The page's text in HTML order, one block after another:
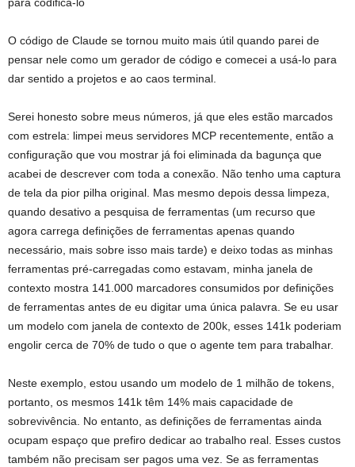
O código de Claude se tornou muito mais útil quando parei de
pensar nele como um gerador de código e comecei a usá-lo para
dar sentido a projetos e ao caos terminal.
Serei honesto sobre meus números, já que eles estão marcados
com estrela: limpei meus servidores MCP recentemente, então a
configuração que vou mostrar já foi eliminada da bagunça que
acabei de descrever com toda a conexão. Não tenho uma captura
de tela da pior pilha original. Mas mesmo depois dessa limpeza,
quando desativo a pesquisa de ferramentas (um recurso que
agora carrega definições de ferramentas apenas quando
necessário, mais sobre isso mais tarde) e deixo todas as minhas
ferramentas pré-carregadas como estavam, minha janela de
contexto mostra 141.000 marcadores consumidos por definições
de ferramentas antes de eu digitar uma única palavra. Se eu usar
um modelo com janela de contexto de 200k, esses 141k poderiam
engolir cerca de 70% de tudo o que o agente tem para trabalhar.
Neste exemplo, estou usando um modelo de 1 milhão de tokens,
portanto, os mesmos 141k têm 14% mais capacidade de
sobrevivência. No entanto, as definições de ferramentas ainda
ocupam espaço que prefiro dedicar ao trabalho real. Esses custos
também não precisam ser pagos uma vez. Se as ferramentas